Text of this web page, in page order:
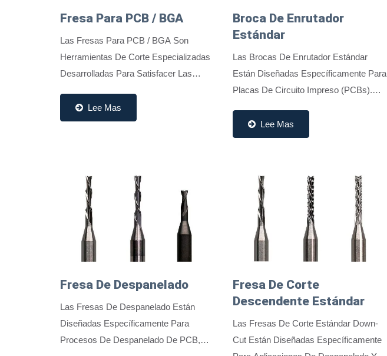
Fresa Para PCB / BGA
Las Fresas Para PCB / BGA Son
Herramientas De Corte Especializadas
Desarrolladas Para Satisfacer Las
Aplicaciones De Placas De Circuito
Impreso (PCB) Y Empaquetado De
Lee Mas
Broca De Enrutador
Estándar
Las Brocas De Enrutador Estándar
Están Diseñadas Específicamente Para
Placas De Circuito Impreso (PCBs).
Principalmente Para Operaciones De
Enrutamiento, Acabado Y Ranurado...
Lee Mas
Fresa De Despanelado
Las Fresas De Despanelado Están
Diseñadas Específicamente Para
Procesos De Despanelado De PCB,
Fresa De Corte
Descendente Estándar
Las Fresas De Corte Estándar Down-
Cut Están Diseñadas Específicamente